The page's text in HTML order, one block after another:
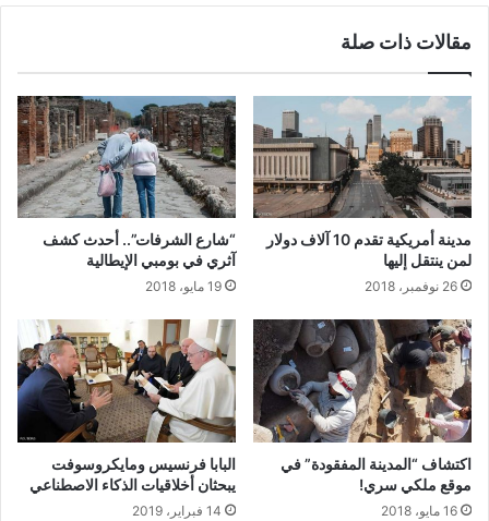
مقالات ذات صلة
مدينة أمريكية تقدم 10 آلاف دولار
لمن ينتقل إليها
26 نوفمبر، 2018
“شارع الشرفات”.. أحدث كشف
آثري في بومبي الإيطالية
19 مايو، 2018
اكتشاف “المدينة المفقودة” في
موقع ملكي سري!
16 مايو، 2018
البابا فرنسيس ومايكروسوفت
يبحثان أخلاقيات الذكاء الاصطناعي
14 فبراير، 2019